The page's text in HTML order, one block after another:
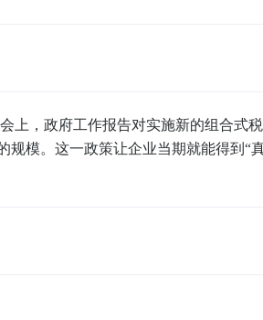
上，政府工作报告对实施新的组合式
模。这一政策让企业当期就能得到“